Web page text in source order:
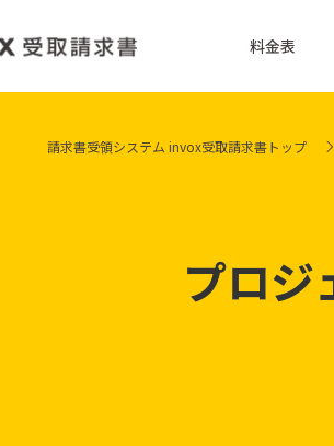
料金表
プロジ
請求書受領システム invox受取請求書トップ